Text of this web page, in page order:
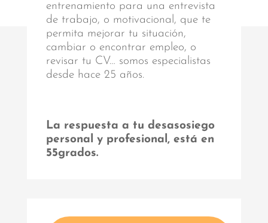
entrenamiento para una entrevista
de trabajo, o motivacional, que te
permita mejorar tu situación,
cambiar o encontrar empleo, o
revisar tu CV… somos especialistas
desde hace 25 años.
La respuesta a tu desasosiego
personal y profesional, está en
55grados.